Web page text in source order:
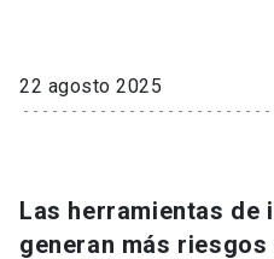
Internacionalización
Vinculación
22 agosto 2025
Las herramientas
generan más